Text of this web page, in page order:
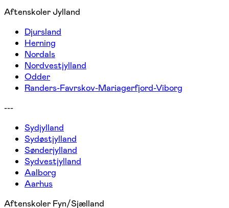
Aftenskoler Jylland
Djursland
Herning
Nordals
Nordvestjylland
Odder
Randers-Favrskov-Mariagerfjord-Viborg
---
Sydjylland
Sydøstjylland
Sønderjylland
Sydvestjylland
Aalborg
Aarhus
Aftenskoler Fyn/Sjælland